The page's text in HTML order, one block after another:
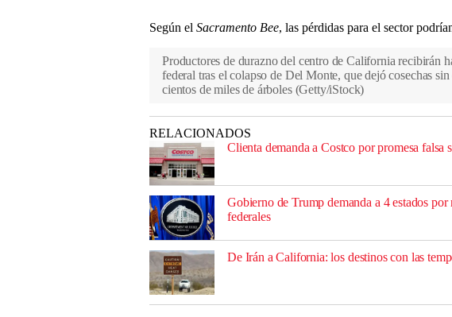
Según el Sacramento Bee, las pérdidas para el sector
Productores de durazno del centro de California recibirán
federal tras el colapso de Del Monte, que dejó cosechas
cientos de miles de árboles (Getty/iStock)
RELACIONADOS
Clienta demanda a Costco por promesa falsa
Gobierno de Trump demanda a 4 estados por
federales
De Irán a California: los destinos con las